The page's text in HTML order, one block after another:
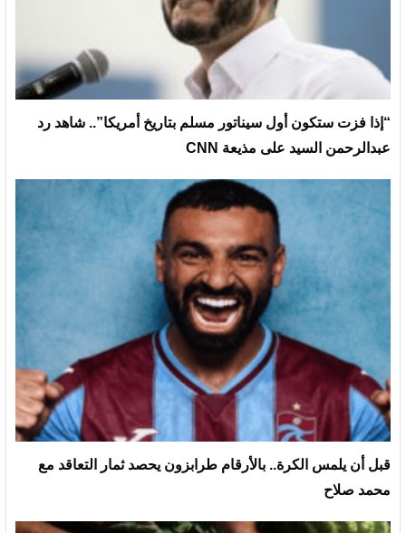
“إذا فزت ستكون أول سيناتور مسلم بتاريخ أمريكا”.. شاهد رد
عبدالرحمن السيد على مذيعة CNN
قبل أن يلمس الكرة.. بالأرقام طرابزون يحصد ثمار التعاقد مع
محمد صلاح